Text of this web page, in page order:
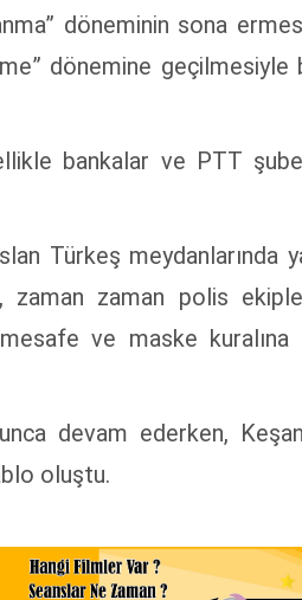
döneminin sona
dönemine
bankalar ve PTT
Türkeş meydanlarında
zaman zaman polis
ve maske kuralına
devam ederken,
oluştu.